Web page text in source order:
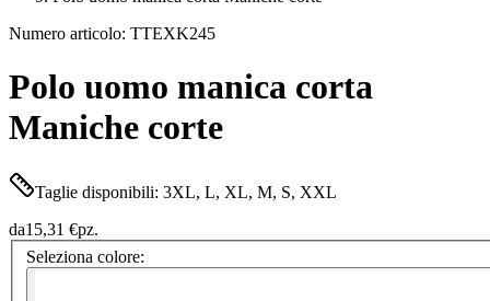
Numero articolo: TTEXK245
Polo uomo manica corta
Maniche corte
Taglie disponibili: 3XL, L, XL, M, S, XXL
da15,31 €pz.
Seleziona colore: